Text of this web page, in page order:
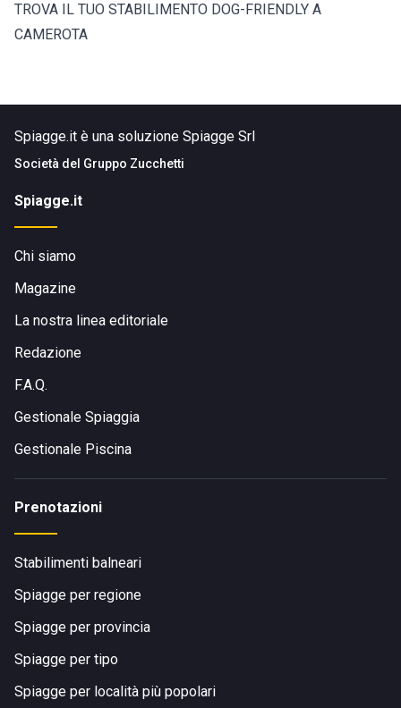
TROVA IL TUO STABILIMENTO DOG-FRIENDLY A
CAMEROTA
Spiagge.it è una soluzione Spiagge Srl
Società del Gruppo Zucchetti
Spiagge.it
Chi siamo
Magazine
La nostra linea editoriale
Redazione
F.A.Q.
Gestionale Spiaggia
Gestionale Piscina
Prenotazioni
Stabilimenti balneari
Spiagge per regione
Spiagge per provincia
Spiagge per tipo
Spiagge per località più popolari